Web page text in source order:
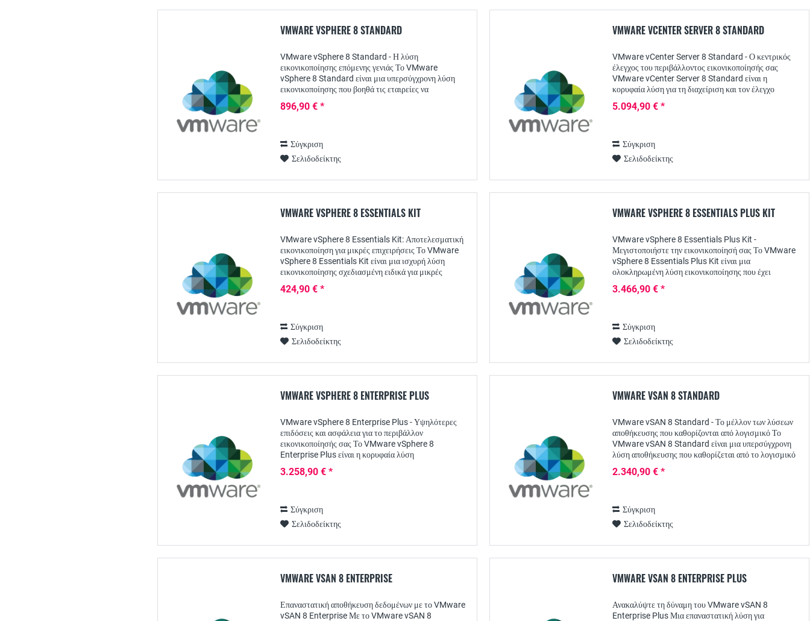
VMWARE VSPHERE 8 STANDARD
VMware vSphere 8 Standard - Η λύση
εικονικοποίησης επόμενης γενιάς Το VMware
vSphere 8 Standard είναι μια υπερσύγχρονη λύση
εικονικοποίησης που βοηθά τις εταιρείες να
πληροφορικής, να...
896,90 € *
Σύγκριση
Σελιδοδείκτης
VMWARE VCENTER SERVER 8 STANDARD
VMware vCenter Server 8 Standard - Ο κεντρικός
έλεγχος του περιβάλλοντος εικονικοποίησής σας
VMware vCenter Server 8 Standard είναι η
κορυφαία λύση για τη διαχείριση και τον έλεγχο
αυτό το...
5.094,90 € *
Σύγκριση
Σελιδοδείκτης
VMWARE VSPHERE 8 ESSENTIALS KIT
VMware vSphere 8 Essentials Kit: Αποτελεσματική
εικονικοποίηση για μικρές επιχειρήσεις Το VMware
vSphere 8 Essentials Kit είναι μια ισχυρή λύση
εικονικοποίησης σχεδιασμένη ειδικά για μικρές
424,90 € *
Σύγκριση
Σελιδοδείκτης
VMWARE VSPHERE 8 ESSENTIALS PLUS KIT
VMware vSphere 8 Essentials Plus Kit -
Μεγιστοποιήστε την εικονικοποίησή σας Το VMware
vSphere 8 Essentials Plus Kit είναι μια
ολοκληρωμένη λύση εικονικοποίησης που έχει
Με αυτό το...
3.466,90 € *
Σύγκριση
Σελιδοδείκτης
VMWARE VSPHERE 8 ENTERPRISE PLUS
VMware vSphere 8 Enterprise Plus - Υψηλότερες
επιδόσεις και ασφάλεια για το περιβάλλον
εικονικοποίησής σας Το VMware vSphere 8
Enterprise Plus είναι η κορυφαία λύση
επιχειρήσεις μια...
3.258,90 € *
Σύγκριση
Σελιδοδείκτης
VMWARE VSAN 8 STANDARD
VMware vSAN 8 Standard - Το μέλλον των λύσεων
αποθήκευσης που καθορίζονται από λογισμικό Το
VMware vSAN 8 Standard είναι μια υπερσύγχρονη
λύση αποθήκευσης που καθορίζεται από το λογισμικό
2.340,90 € *
Σύγκριση
Σελιδοδείκτης
VMWARE VSAN 8 ENTERPRISE
Επαναστατική αποθήκευση δεδομένων με το VMware
vSAN 8 Enterprise Με το VMware vSAN 8
VMWARE VSAN 8 ENTERPRISE PLUS
Ανακαλύψτε τη δύναμη του VMware vSAN 8
Enterprise Plus Μια επαναστατική λύση για